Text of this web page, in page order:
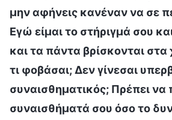
μην αφήνεις κανέναν να σε
Εγώ είμαι το στήριγμά σου
και τα πάντα βρίσκονται
τι φοβάσαι; Δεν γίνεσαι
συναισθηματικός; Πρέπει να
συναισθήματά σου όσο το